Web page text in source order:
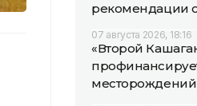
рекомендации
07 августа 2026, 18:16
«Второй
месторождений